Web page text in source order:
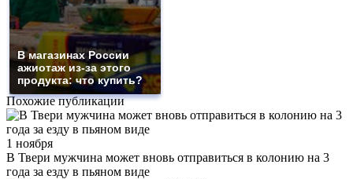
В магазинах России
ажиотаж из-за этого
продукта: что купить?
Похожие публикации
1 ноября
В Твери мужчина может вновь отправиться в колонию на 3
года за езду в пьяном виде